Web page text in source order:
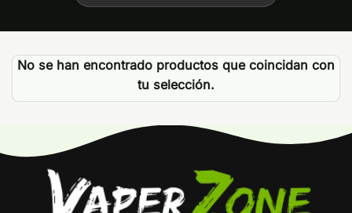
No se han encontrado productos que coincidan con
tu selección.